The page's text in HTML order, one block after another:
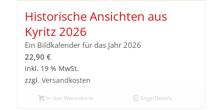
Historische Ansichten aus
Kyritz 2026
Ein Bildkalender für das Jahr 2026
22,90 €
inkl. 19 % MwSt.
zzgl. Versandkosten
In den Warenkorb Zeige Details